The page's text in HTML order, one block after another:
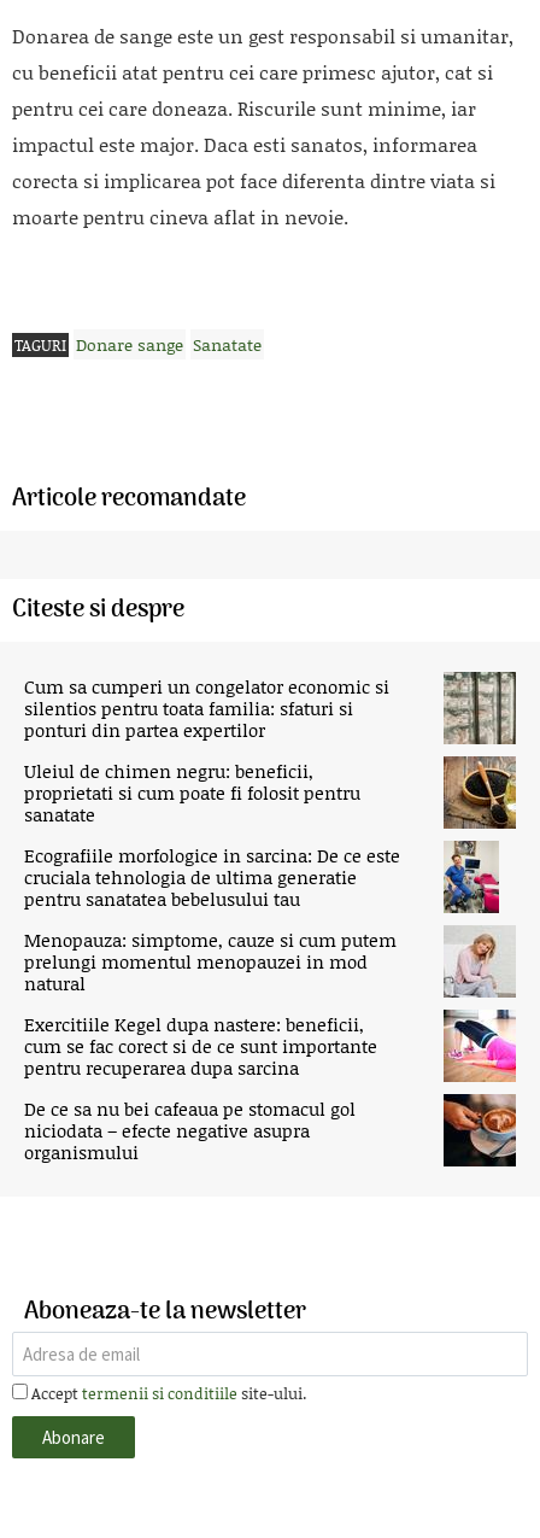
Donarea de sange este un gest responsabil si umanitar,
cu beneficii atat pentru cei care primesc ajutor, cat si
pentru cei care doneaza. Riscurile sunt minime, iar
impactul este major. Daca esti sanatos, informarea
corecta si implicarea pot face diferenta dintre viata si
moarte pentru cineva aflat in nevoie.
TAGURI Donare sange Sanatate
Articole recomandate
Citeste si despre
Cum sa cumperi un congelator economic si
silentios pentru toata familia: sfaturi si
ponturi din partea expertilor
Uleiul de chimen negru: beneficii,
proprietati si cum poate fi folosit pentru
sanatate
Ecografiile morfologice in sarcina: De ce este
cruciala tehnologia de ultima generatie
pentru sanatatea bebelusului tau
Menopauza: simptome, cauze si cum putem
prelungi momentul menopauzei in mod
natural
Exercitiile Kegel dupa nastere: beneficii,
cum se fac corect si de ce sunt importante
pentru recuperarea dupa sarcina
De ce sa nu bei cafeaua pe stomacul gol
niciodata – efecte negative asupra
organismului
Aboneaza-te la newsletter
Accepttermenii si conditiile site-ului.